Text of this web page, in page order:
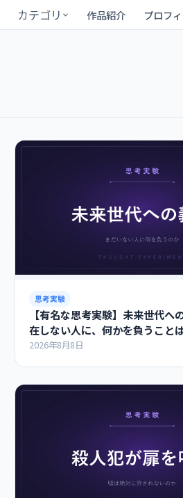
カテゴリ 作品紹介 プロフ
思考実験
【有名な思考実験】未来世代
在しない人に、何かを負うこと
2026年8月8日